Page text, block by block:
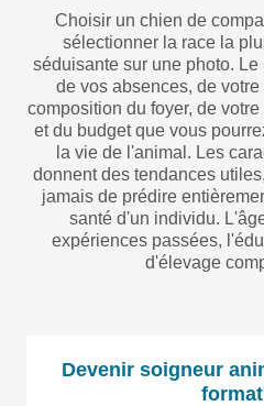
Choisir un chien de
sélectionner la race la
séduisante sur une photo.
de vos absences, de
composition du foyer, de
et du budget que vous
la vie de l'animal. Les
donnent des tendances
jamais de prédire
santé d'un individu.
expériences passées,
d'élevage
Devenir soigneur